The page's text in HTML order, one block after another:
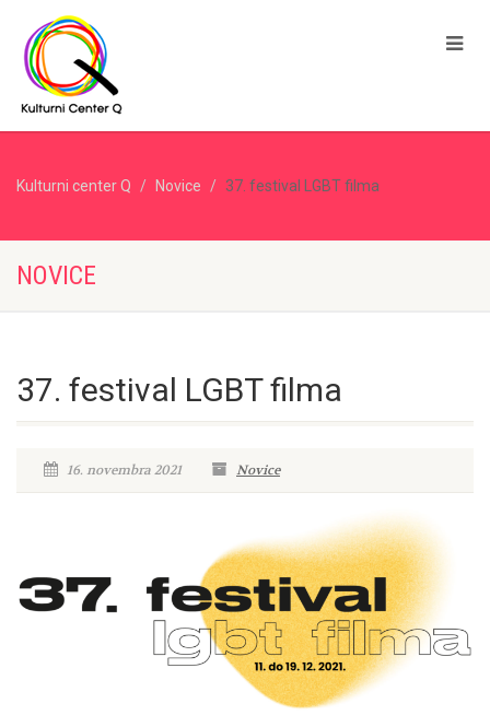
Kulturni center Q Novice 37. festival LGBT filma
NOVICE
37. festival LGBT filma
16. novembra 2021 Novice